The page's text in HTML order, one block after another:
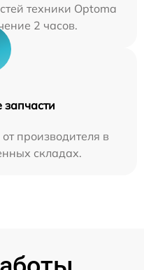
техники Optoma
2 часов.
производителя в
складах.